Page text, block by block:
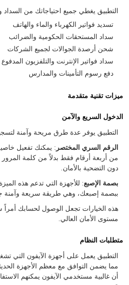
التطبيق يغطي جميع احتياجاتك من
تسديد فواتير الكهرباء والماء والهاتف
سداد المستحقات الحكومية والضرائب
شحن أرصدة الجوالات لجميع الشركات
سداد فواتير الإنترنت والتلفزيون المدفوع
دفع رسوم التأمينات والمدارس
ميزات تقنية متقدمة
الدخول السريع والآمن
التطبيق يوفر عدة طرق مريحة وآمنة
الرقم السري المختصر : يمكنك تفعيل
من أربعة أرقام فقط بدلاً من كلمة المرور
دون التضحية بالأمان.
بصمة الإصبع: للأجهزة التي تدعم هذه
ببصمة إصبعك، وهي طريقة سريعة وآمنة
هذه الخيارات تجعل الوصول لحسابك أمراً
مستوى الأمان العالي.
متطلبات النظام
مما يضمن التوافق مع معظم الأجهزة
أن غالبية مستخدمي الآيفون يمكنهم